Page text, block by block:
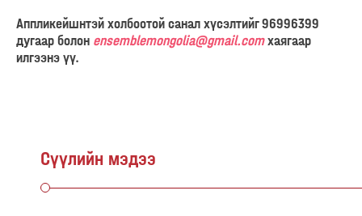
Аппликейшнтэй холбоотой санал хүсэлтийг 96996399
дугаар болон ensemblemongolia@gmail.comхаягаар
илгээнэ үү.
Сүүлийн мэдээ